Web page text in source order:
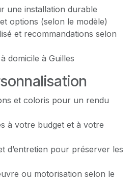
une installation durable
options (selon le modèle)
et recommandations selon
domicile à Guilles
et coloris pour un rendu
à votre budget et à votre
d’entretien pour préserver les
ou motorisation selon le